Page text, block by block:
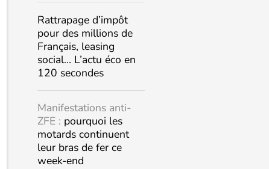
Rattrapage d’impôt
pour des millions de
Français, leasing
social… L’actu éco en
120 secondes
Manifestations anti-
ZFE : pourquoi les
motards continuent
leur bras de fer ce
week-end